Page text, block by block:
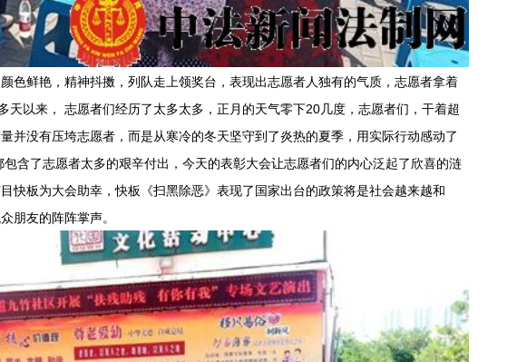
色鲜艳，精神抖擞，列队走上领奖台，表现出志愿者人独有的气质，志愿者拿着
天以来， 志愿者们经历了太多太多，正月的天气零下20几度，志愿者们，干着超
并没有压垮志愿者，而是从寒冷的冬天坚守到了炎热的夏季，用实际行动感动了
含了志愿者太多的艰辛付出，今天的表彰大会让志愿者们的内心泛起了欣喜的涟
快板为大会助幸，快板《扫黑除恶》表现了国家出台的政策将是社会越来越和
朋友的阵阵掌声。